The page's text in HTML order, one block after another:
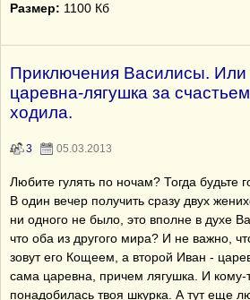
Размер: 1100 Кб
Приключения Василисы. Или
царевна-лягушка за счастьем
ходила.
3 05.03.2013
Любите гулять по ночам? Тогда будьте
В один вечер получить сразу двух
ни одного не было, это вполне в духе
что оба из другого мира? И не важно,
зовут его Кощеем, а второй Иван -
сама царевна, причем лягушка. И кому-
понадобилась твоя шкурка. А тут еще